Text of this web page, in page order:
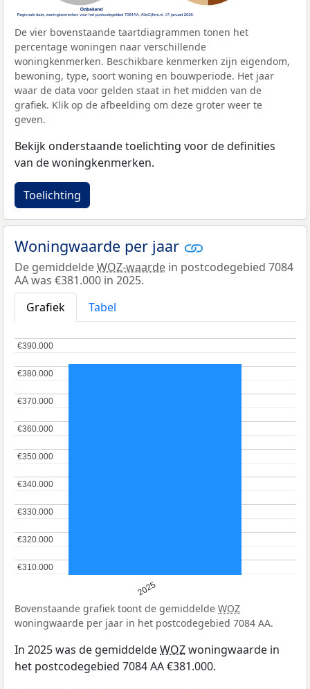
De vier bovenstaande taartdiagrammen tonen het
percentage woningen naar verschillende
woningkenmerken. Beschikbare kenmerken zijn eigendom,
bewoning, type, soort woning en bouwperiode. Het jaar
waar de data voor gelden staat in het midden van de
grafiek. Klik op de afbeelding om deze groter weer te
geven.
Bekijk onderstaande toelichting voor de definities
van de woningkenmerken.
Toelichting
Woningwaarde per jaar
De gemiddeldeWOZ-waarde in postcodegebied 7084
AA was €381.000 in 2025.
Grafiek
Tabel
2025
€310.000
€310.000
€320.000
€320.000
€330.000
€330.000
€340.000
€340.000
€350.000
€350.000
€360.000
€360.000
€370.000
€370.000
€380.000
€380.000
€390.000
€390.000
Bovenstaande grafiek toont de gemiddelde WOZ
woningwaarde per jaar in het postcodegebied 7084 AA.
In 2025 was de gemiddeldeWOZwoningwaarde in
het postcodegebied 7084 AA €381.000.